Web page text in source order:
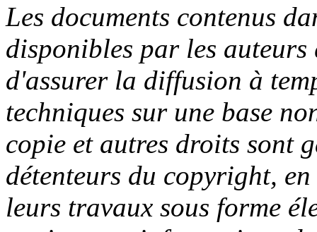
Les documents contenus
disponibles par les
d'assurer la diffusion à
techniques sur une base
copie et autres droits sont
détenteurs du copyright,
leurs travaux sous forme